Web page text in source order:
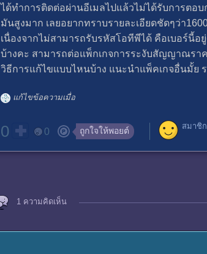
ได้ทำการติดต่อผ่านอีเมลไปแล้วไม่ได้รับการตอ
มันสูงมาก เลยอยากทราบรายละเอียดชัดๆว่า
เนื่องจากไม่สามารถรับรหัสโอทีพีได้ คือเบอร์นี้
บ้างคะ สามารถต่อแพ็กเกจการระงับสัญญาณรา
วิธีการแก้ไขแบบไหนบ้าง แนะนำแพ็คเกจอื่นมั้ย
แก้ไขข้อความเมื่อ
0 0 ถูกใจให้พอยต์ สมาชิ
1 ความคิดเห็น